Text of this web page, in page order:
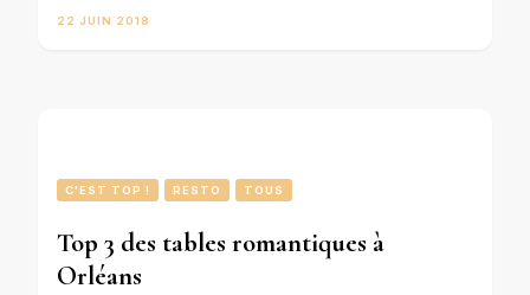
22 JUIN 2018
C'EST TOP ! RESTO TOUS
Top 3 des tables romantiques à
Orléans